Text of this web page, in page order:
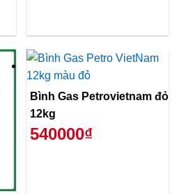
Bình Gas Petrovietnam đỏ
12kg
540000₫